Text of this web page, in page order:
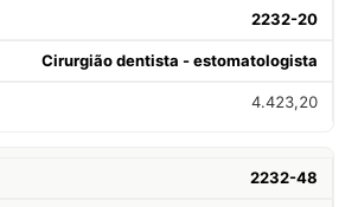
2232-20
Cirurgião dentista - estomatologista
4.423,20
2232-48